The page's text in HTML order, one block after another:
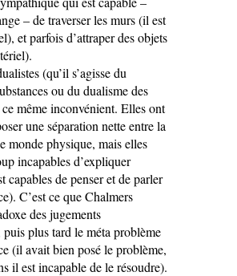
– de traverser les murs (il est
et parfois d’attraper des objets
(qu’il s’agisse du
ou du dualisme des
même inconvénient. Elles ont
une séparation nette entre la
monde physique, mais elles
incapables d’expliquer
capables de penser et de parler
C’est ce que Chalmers
des jugements
plus tard le méta problème
(il avait bien posé le problème,
il est incapable de le résoudre).